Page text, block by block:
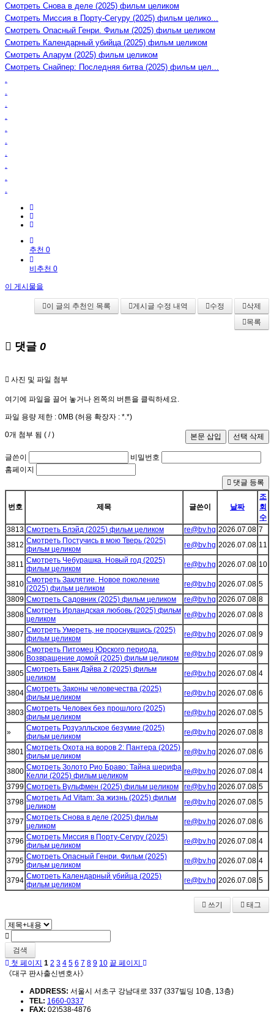
Смотреть Снова в деле (2025) фильм целиком
Смотреть Миссия в Порту-Сегуру (2025) фильм целико...
Смотреть Опасный Генри. Фильм (2025) фильм целиком
Смотреть Календарный убийца (2025) фильм целиком
Смотреть Аларум (2025) фильм целиком
Смотреть Снайпер: Последняя битва (2025) фильм цел...
추천 0
비추천 0
이 게시물을
이 글의 추천인 목록 게시글 수정 내역 수정
삭제
목록
댓글 0
사진 및 파일 첨부
여기에 파일을 끌어 놓거나 왼쪽의 버튼을 클릭하세요.
파일 용량 제한 : 0MB (허용 확장자 : *.*)
0개 첨부 됨 ( /)
글쓴이
비밀번호
홈페이지
댓글 등록
번호 제목 글쓴이 날짜
조
회
수
3813 Смотреть Блэйд (2025) фильм целиком re@bv.hg 2026.07.08 7
3812 Смотреть Постучись в мою Тверь (2025)
фильм целиком
re@bv.hg 2026.07.08 11
3811 Смотреть Чебурашка. Новый год (2025)
фильм целиком
re@bv.hg 2026.07.08 10
3810 Смотреть Заклятие. Новое поколение
(2025) фильм целиком
re@bv.hg 2026.07.08 5
3809 Смотреть Садовник (2025) фильм целиком re@bv.hg 2026.07.08 8
3808 Смотреть Ирландская любовь (2025) фильм
целиком
re@bv.hg 2026.07.08 8
3807 Смотреть Умереть, не проснувшись (2025)
фильм целиком
re@bv.hg 2026.07.08 9
3806 Смотреть Питомец Юрского периода.
Возвращение домой (2025) фильм целиком
re@bv.hg 2026.07.08 9
3805 Смотреть Банк Дэйва 2 (2025) фильм
целиком
re@bv.hg 2026.07.08 4
3804 Смотреть Законы человечества (2025)
фильм целиком
re@bv.hg 2026.07.08 6
3803 Смотреть Человек без прошлого (2025)
фильм целиком
re@bv.hg 2026.07.08 5
»
Смотреть Розуэлльское безумие (2025)
фильм целиком
re@bv.hg 2026.07.08 8
3801 Смотреть Охота на воров 2: Пантера (2025)
фильм целиком
re@bv.hg 2026.07.08 6
3800 Смотреть Золото Рио Браво: Тайна шерифа
Келли (2025) фильм целиком
re@bv.hg 2026.07.08 4
3799 Смотреть Вульфмен (2025) фильм целиком re@bv.hg 2026.07.08 5
3798 Смотреть Ad Vitam: За жизнь (2025) фильм
целиком
re@bv.hg 2026.07.08 5
3797 Смотреть Снова в деле (2025) фильм
целиком
re@bv.hg 2026.07.08 6
3796 Смотреть Миссия в Порту-Сегуру (2025)
фильм целиком
re@bv.hg 2026.07.08 4
3795 Смотреть Опасный Генри. Фильм (2025)
фильм целиком
re@bv.hg 2026.07.08 4
3794 Смотреть Календарный убийца (2025)
фильм целиком
re@bv.hg 2026.07.08 5
쓰기 태그
검색
첫 페이지 1 2 3 4 5 6 7 8 9 10 끝 페이지
《대구 판사출신변호사》
ADDRESS: 서울시 서초구 강남대로 337 (337빌딩 10층, 13층)
TEL: 1660-0337
FAX: 02)538-4876